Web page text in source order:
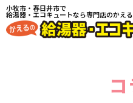
小牧市・春日井市で
給湯器・エコキュートなら専門店のかえ